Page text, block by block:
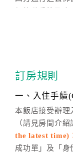
價」之當日價
話方式異動訂單
※非客服時間之
五、客服時間
週一至週日，
六、聯絡方式
訂房規則
一、入住手續
本飯店接受辦理
（請見房間介紹
the latest time)
成功單」及「身